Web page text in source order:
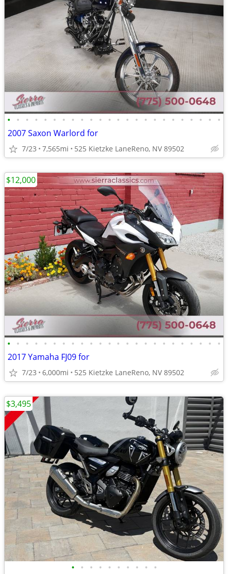
• • • • • • • • • • • • • • • • • • • • • • • •
2007 Saxon Warlord for
7/23 7,565mi 525 Kietzke LaneReno, NV 89502
• • • • • • • • • • • • • • • • • • • • • • • •
2017 Yamaha FJ09 for
7/23 6,000mi 525 Kietzke LaneReno, NV 89502
$12,000
• • • • • • • • • •
$3,495